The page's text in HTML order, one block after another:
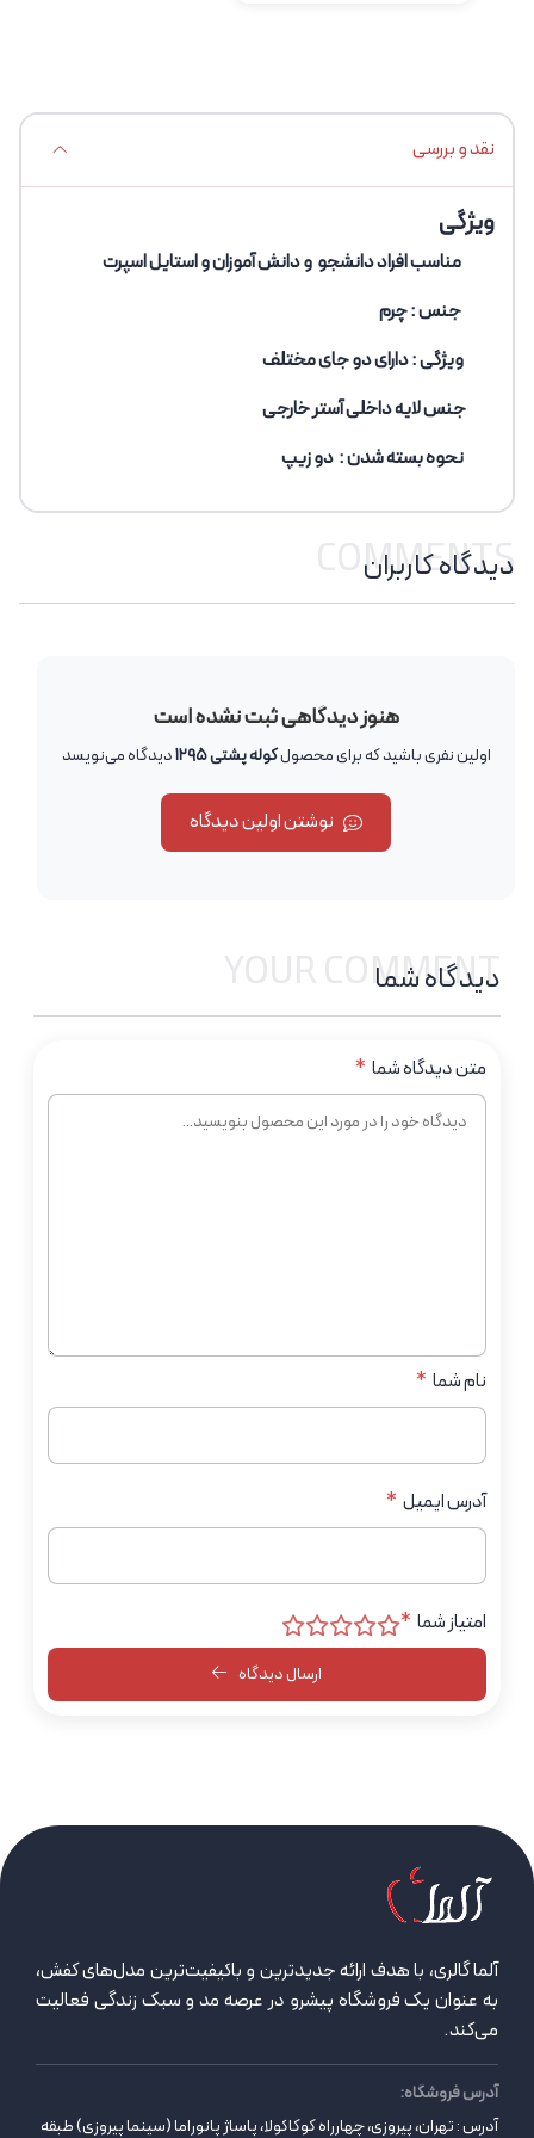
نقد و بررسی
ویژگی‌
مناسب افراد دانشجو و دانش آموزان و استایل اسپرت
جنس : چرم
ویژگی : دارای دو جای مختلف
جنس لایه داخلی آستر خارجی
نحوه بسته شدن : دو زیپ
دیدگاه کاربران
COMMENTS
هنوز دیدگاهی ثبت نشده است
اولین نفری باشید که برای محصولکوله پشتی 1295 دیدگاه می‌نویسد
نوشتن اولین دیدگاه
دیدگاه شما
YOUR COMMENT
نام شما *
آدرس ایمیل *
امتیاز شما *
ارسال دیدگاه
متن دیدگاه شما *
آلما گالری، با هدف ارائه جدیدترین و باکیفیت‌ترین مدل‌های کفش،
به عنوان یک فروشگاه پیشرو در عرصه مد و سبک زندگی فعالیت
می‌کند.
آدرس فروشگاه:
آدرس : تهران، پیروزی، چهارراه کوکاکولا، پاساژ پانوراما (سینما پیروزی) طبقه